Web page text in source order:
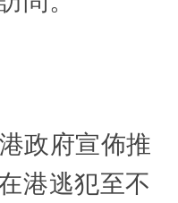
政府宣佈推
港逃犯至不